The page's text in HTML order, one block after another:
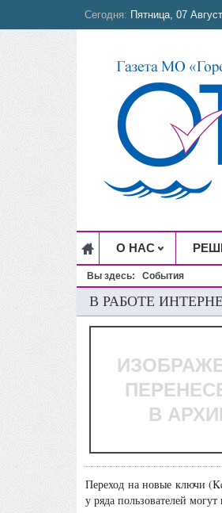
Сегодня: Пятница, 07
О НАС
Вы здесь: События
В РАБОТЕ
В
Переход на новые ключи
у ряда пользователей